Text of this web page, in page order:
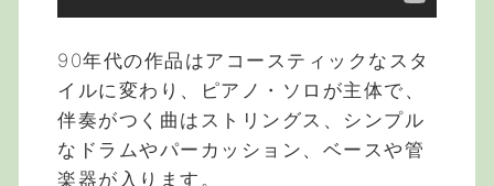
90年代の作品はアコースティックなスタ
イルに変わり、ピアノ・ソロが主体で、
伴奏がつく曲はストリングス、シンプル
なドラムやパーカッション、ベースや管
楽器が入ります。